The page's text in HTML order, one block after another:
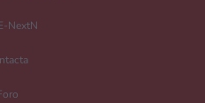
NextN